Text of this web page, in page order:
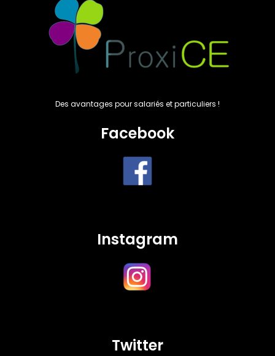
Des avantages pour salariés et particuliers !
Facebook
Instagram
Twitter